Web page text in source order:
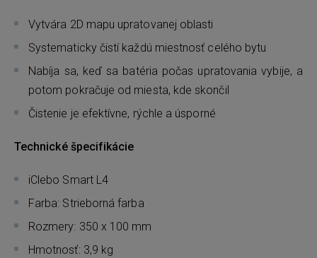
Vytvára 2D mapu upratovanej oblasti
Systematicky čistí každú miestnosť celého bytu
Nabíja sa, keď sa batéria počas upratovania vybije, a
potom pokračuje od miesta, kde skončil
Čistenie je efektívne, rýchle a úsporné
Technické špecifikácie
iClebo Smart L4
Farba: Strieborná farba
Rozmery: 350 x 100 mm
Hmotnosť: 3,9 kg